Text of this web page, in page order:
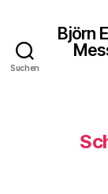
Suchen
Björn